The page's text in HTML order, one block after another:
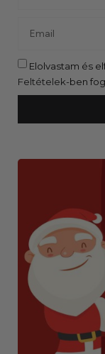
Elolvastam és
Feltételek-ben